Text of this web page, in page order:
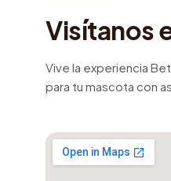
Visítanos
Vive la experiencia
para tu mascota con